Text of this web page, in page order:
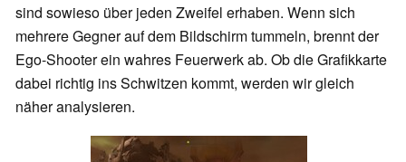
sind sowieso über jeden Zweifel erhaben. Wenn sich
mehrere Gegner auf dem Bildschirm tummeln, brennt der
Ego-Shooter ein wahres Feuerwerk ab. Ob die Grafikkarte
dabei richtig ins Schwitzen kommt, werden wir gleich
näher analysieren.